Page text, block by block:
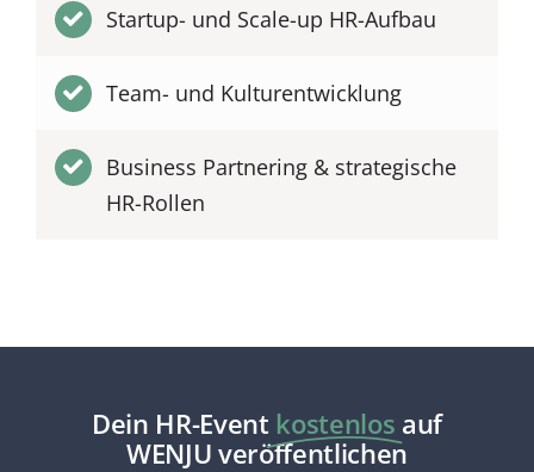
Startup- und Scale-up HR-Aufbau
Team- und Kulturentwicklung
Business Partnering & strategische
HR-Rollen
Dein HR-Event kostenlos auf
WENJU veröffentlichen